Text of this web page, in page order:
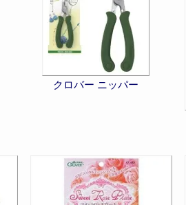
クロバー ニッパー